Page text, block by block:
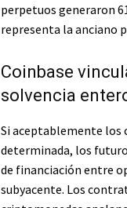
perpetuos generaron
representa la anciano
Coinbase
solvencia
Si aceptablemente los
determinada, los
de financiación entre
subyacente. Los